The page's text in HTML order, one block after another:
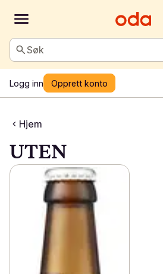
Søk
Logg inn Opprett konto
Hjem
UTEN